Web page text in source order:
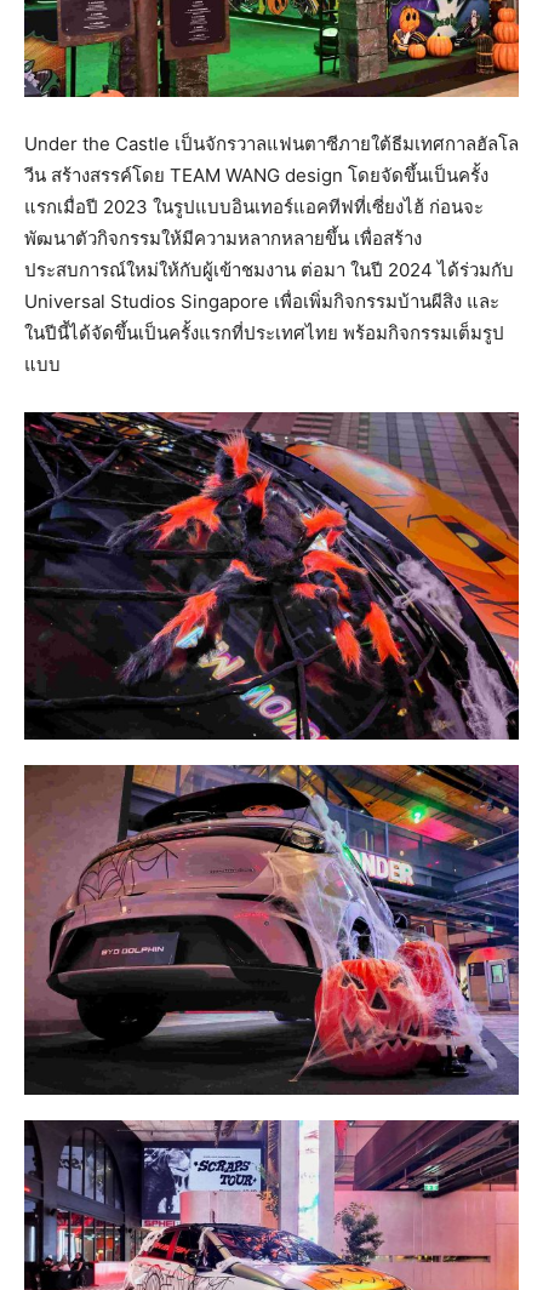
Under the Castle เป็นจักรวาลแฟนตาซีภายใต้ธีมเทศกาลฮัลโล
วีน สร้างสรรค์โดย TEAM WANG design โดยจัดขึ้นเป็นครั้ง
แรกเมื่อปี 2023 ในรูปแบบอินเทอร์แอคทีฟที่เซี่ยงไฮ้ ก่อนจะ
พัฒนาตัวกิจกรรมให้มีความหลากหลายขึ้น เพื่อสร้าง
ประสบการณ์ใหม่ให้กับผู้เข้าชมงาน ต่อมา ในปี 2024 ได้ร่วมกับ
Universal Studios Singapore เพื่อเพิ่มกิจกรรมบ้านผีสิง และ
ในปีนี้ได้จัดขึ้นเป็นครั้งแรกที่ประเทศไทย พร้อมกิจกรรมเต็มรูป
แบบ